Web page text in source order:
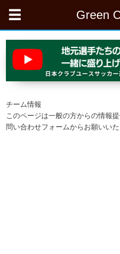
Green
チーム情報
このページは一般の方からの情報
問い合わせフォームからお願いいた